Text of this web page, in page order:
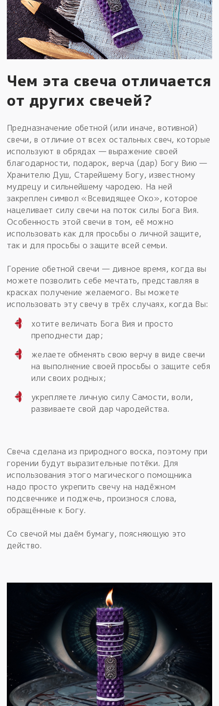
Чем эта свеча отличается
от других свечей?
Предназначение обетной (или иначе, вотивной)
свечи, в отличие от всех остальных свеч, которые
используют в обрядах — выражение своей
благодарности, подарок, верча (дар) Богу Вию —
Хранителю Душ, Старейшему Богу, известному
мудрецу и сильнейшему чародею. На ней
закреплен символ «Всевидящее Око», которое
нацеливает силу свечи на поток силы Бога Вия.
Особенность этой свечи в том, её можно
использовать как для просьбы о личной защите,
так и для просьбы о защите всей семьи.
Горение обетной свечи — дивное время, когда вы
можете позволить себе мечтать, представляя в
красках получение желаемого. Вы можете
использовать эту свечу в трёх случаях, когда Вы:
хотите величать Бога Вия и просто
преподнести дар;
желаете обменять свою верчу в виде свечи
на выполнение своей просьбы о защите себя
или своих родных;
укрепляете личную силу Самости, воли,
развиваете свой дар чародейства.
Свеча сделана из природного воска, поэтому при
горении будут выразительные потёки. Для
использования этого магического помощника
надо просто укрепить свечу на надёжном
подсвечнике и поджечь, произнося слова,
обращённые к Богу.
Со свечой мы даём бумагу, поясняющую это
действо.